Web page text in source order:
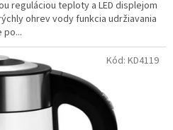
reguláciou teploty a LED displejom
ohrev vody funkcia udržiavania
Kód: KD4119